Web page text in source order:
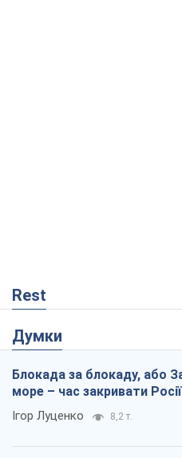
Rest
Думки
Блокада за блокаду, або
море – час закривати
Ігор Луценко 8,2 т.